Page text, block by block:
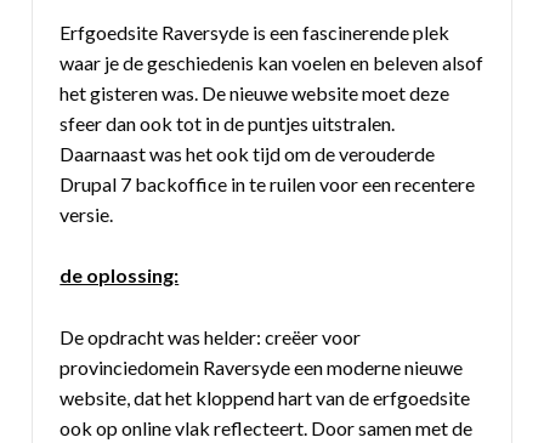
Erfgoedsite Raversyde is een fascinerende plek
waar je de geschiedenis kan voelen en beleven alsof
het gisteren was. De nieuwe website moet deze
sfeer dan ook tot in de puntjes uitstralen.
Daarnaast was het ook tijd om de verouderde
Drupal 7 backoffice in te ruilen voor een recentere
versie.
de oplossing:
De opdracht was helder: creëer voor
provinciedomein Raversyde een moderne nieuwe
website, dat het kloppend hart van de erfgoedsite
ook op online vlak reflecteert. Door samen met de